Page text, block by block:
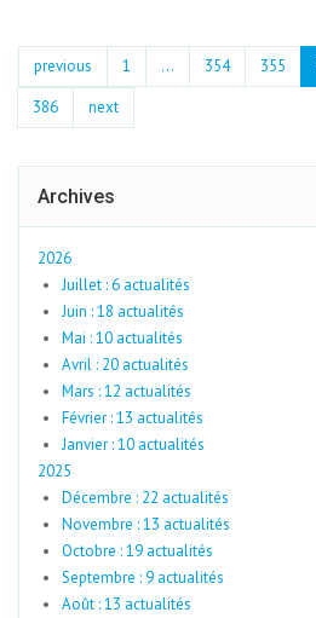
previous 1 ... 354 355
386
next
Archives
2026
Juillet : 6 actualités
Juin : 18 actualités
Mai : 10 actualités
Avril : 20 actualités
Mars : 12 actualités
Février : 13 actualités
Janvier : 10 actualités
2025
Décembre : 22 actualités
Novembre : 13 actualités
Octobre : 19 actualités
Septembre : 9 actualités
Août : 13 actualités